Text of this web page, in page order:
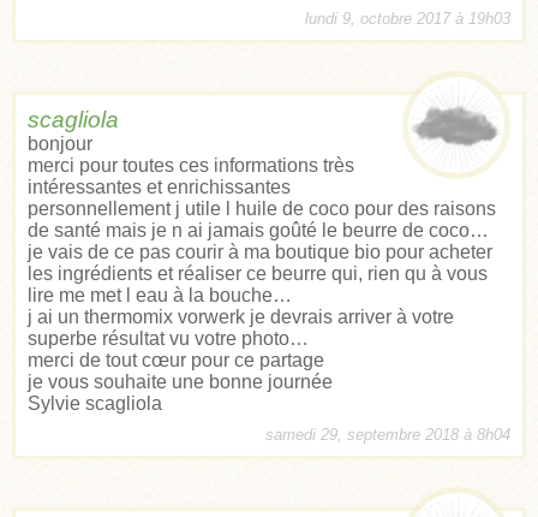
lundi 9, octobre 2017 à 19h03
scagliola
bonjour
merci pour toutes ces informations très
intéressantes et enrichissantes
personnellement j utile l huile de coco pour des raisons
de santé mais je n ai jamais goûté le beurre de coco…
je vais de ce pas courir à ma boutique bio pour acheter
les ingrédients et réaliser ce beurre qui, rien qu à vous
lire me met l eau à la bouche…
j ai un thermomix vorwerk je devrais arriver à votre
superbe résultat vu votre photo…
merci de tout cœur pour ce partage
je vous souhaite une bonne journée
Sylvie scagliola
samedi 29, septembre 2018 à 8h04